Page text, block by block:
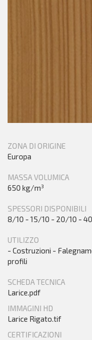
ZONA DI ORIGINE
Europa
MASSA VOLUMICA
650 kg/m³
SPESSORI DISPONIBILI
8/10 - 15/10 - 20/10 -
UTILIZZO
- Costruzioni -
profili
SCHEDA TECNICA
Larice.pdf
IMMAGINI HD
Larice Rigato.tif
CERTIFICAZIONI